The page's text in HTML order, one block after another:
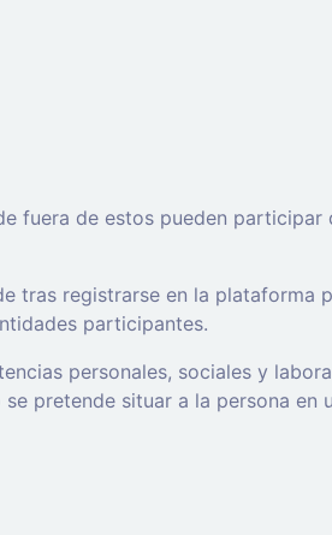
fuera de estos pueden
tras registrarse en la
participantes.
personales, sociales y
pretende situar a la persona